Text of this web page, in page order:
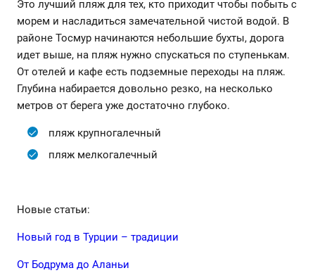
Это лучший пляж для тех, кто приходит чтобы побыть с
морем и насладиться замечательной чистой водой. В
районе Тосмур начинаются небольшие бухты, дорога
идет выше, на пляж нужно спускаться по ступенькам.
От отелей и кафе есть подземные переходы на пляж.
Глубина набирается довольно резко, на несколько
метров от берега уже достаточно глубоко.
пляж крупногалечный
пляж мелкогалечный
Новые статьи:
Новый год в Турции – традиции
От Бодрума до Аланьи